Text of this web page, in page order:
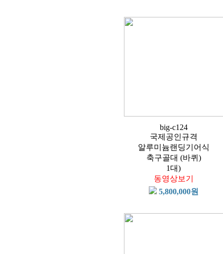
big-c124
국제공인규격
알루미늄랜딩기어식
축구골대 (바퀴)
1대)
동영상보기
5,800,000원